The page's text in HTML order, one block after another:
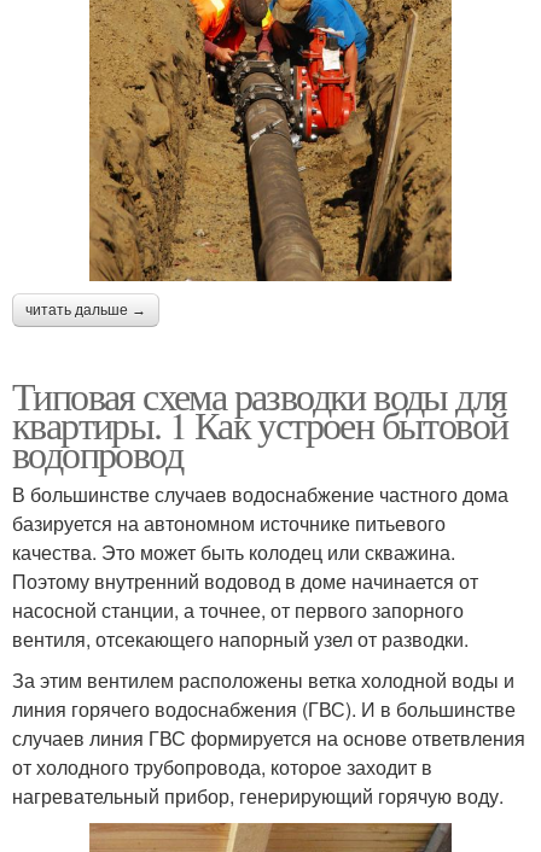
читать дальше →
Типовая схема разводки воды для
квартиры. 1 Как устроен бытовой
водопровод
В большинстве случаев водоснабжение частного дома
базируется на автономном источнике питьевого
качества. Это может быть колодец или скважина.
Поэтому внутренний водовод в доме начинается от
насосной станции, а точнее, от первого запорного
вентиля, отсекающего напорный узел от разводки.
За этим вентилем расположены ветка холодной воды и
линия горячего водоснабжения (ГВС). И в большинстве
случаев линия ГВС формируется на основе ответвления
от холодного трубопровода, которое заходит в
нагревательный прибор, генерирующий горячую воду.